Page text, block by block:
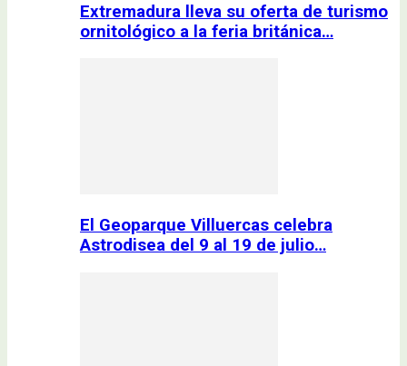
Extremadura lleva su oferta de turismo
ornitológico a la feria británica…
El Geoparque Villuercas celebra
Astrodisea del 9 al 19 de julio…